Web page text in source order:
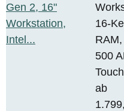
16-
500
ab